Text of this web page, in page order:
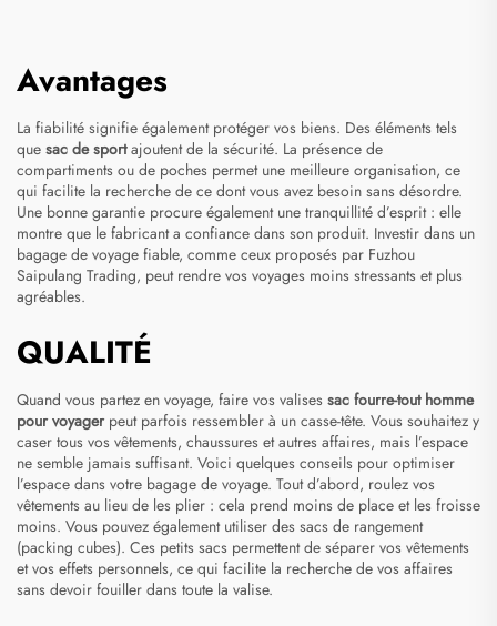
Avantages
La fiabilité signifie également protéger vos biens. Des éléments tels
que sac de sportajoutent de la sécurité. La présence de
compartiments ou de poches permet une meilleure organisation, ce
qui facilite la recherche de ce dont vous avez besoin sans désordre.
Une bonne garantie procure également une tranquillité d’esprit : elle
montre que le fabricant a confiance dans son produit. Investir dans un
bagage de voyage fiable, comme ceux proposés par Fuzhou
Saipulang Trading, peut rendre vos voyages moins stressants et plus
agréables.
QUALITÉ
Quand vous partez en voyage, faire vos valises sac fourre-tout homme
pour voyager peut parfois ressembler à un casse-tête. Vous souhaitez y
caser tous vos vêtements, chaussures et autres affaires, mais l’espace
ne semble jamais suffisant. Voici quelques conseils pour optimiser
l’espace dans votre bagage de voyage. Tout d’abord, roulez vos
vêtements au lieu de les plier : cela prend moins de place et les froisse
moins. Vous pouvez également utiliser des sacs de rangement
(packing cubes). Ces petits sacs permettent de séparer vos vêtements
et vos effets personnels, ce qui facilite la recherche de vos affaires
sans devoir fouiller dans toute la valise.